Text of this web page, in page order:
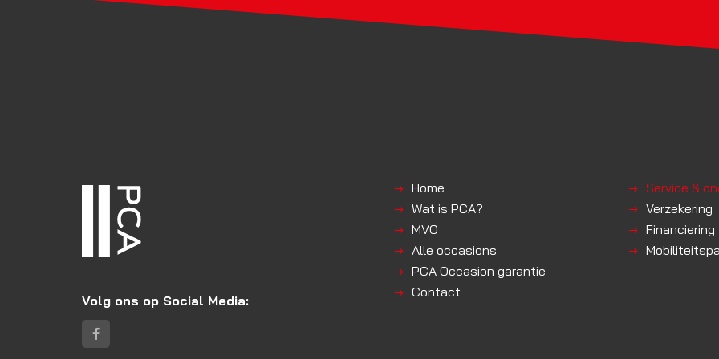
Volg ons op Social Media:
Service &
Verzekering
Financiering
Home
Wat is PCA?
MVO
Alle occasions
PCA Occasion garantie
Contact